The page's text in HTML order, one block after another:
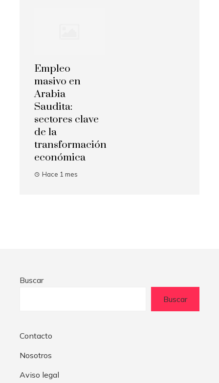
Empleo
masivo en
Arabia
Saudita:
sectores clave
de la
transformación
económica
Hace 1 mes
Buscar
Buscar
Contacto
Nosotros
Aviso legal